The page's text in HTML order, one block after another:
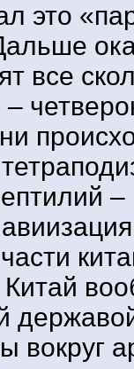
это
все
вокруг